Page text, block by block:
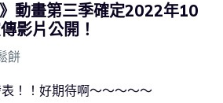
動畫第三季確定2022年10
影片公開！
餅
！！好期待啊～～～～～